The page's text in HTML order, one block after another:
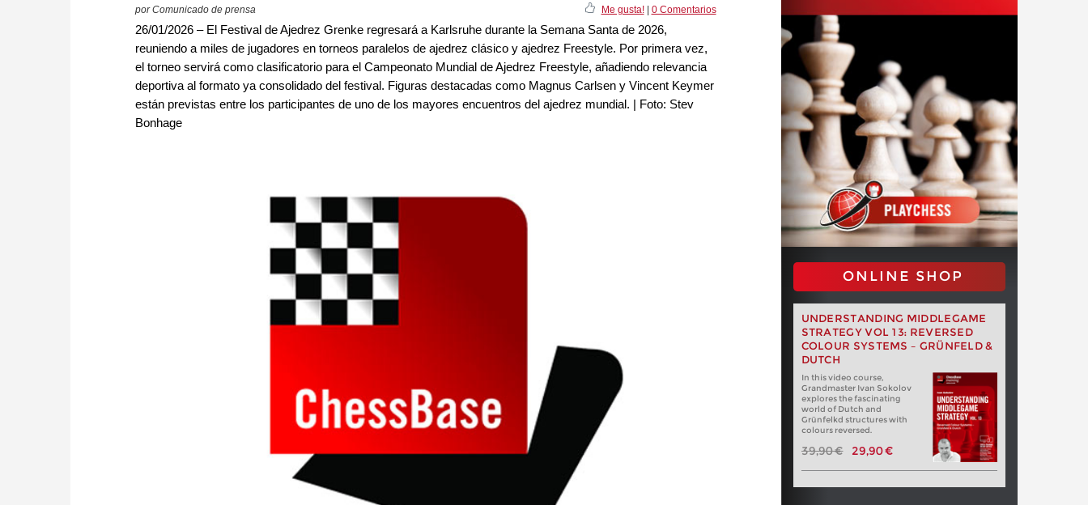
por Comunicado de prensa Me gusta!| 0 Comentarios
26/01/2026 – El Festival de Ajedrez Grenke regresará a Karlsruhe durante la Semana Santa de 2026,
reuniendo a miles de jugadores en torneos paralelos de ajedrez clásico y ajedrez Freestyle. Por primera vez,
el torneo servirá como clasificatorio para el Campeonato Mundial de Ajedrez Freestyle, añadiendo relevancia
deportiva al formato ya consolidado del festival. Figuras destacadas como Magnus Carlsen y Vincent Keymer
están previstas entre los participantes de uno de los mayores encuentros del ajedrez mundial. | Foto: Stev
Bonhage
ONLINE SHOP
UNDERSTANDING MIDDLEGAME
STRATEGY VOL 13: REVERSED
COLOUR SYSTEMS – GRÜNFELD &
DUTCH
In this video course,
Grandmaster Ivan Sokolov
explores the fascinating
world of Dutch and
Grünfelkd structures with
colours reversed.
39,90 € 29,90 €